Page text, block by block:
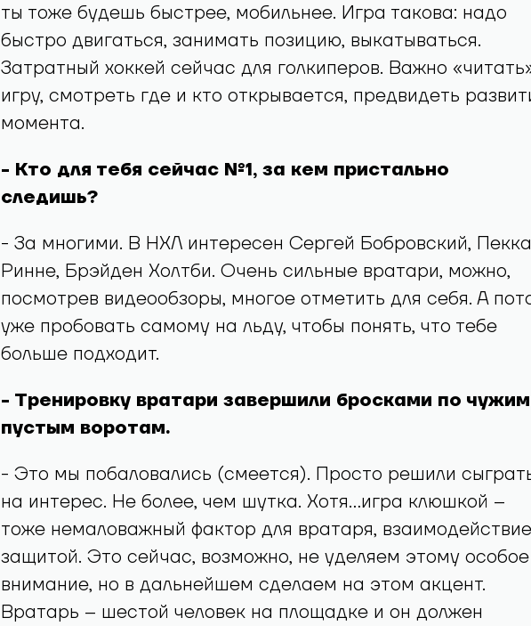
ты тоже будешь быстрее, мобильнее. Игра такова: надо
быстро двигаться, занимать позицию, выкатываться.
Затратный хоккей сейчас для голкиперов. Важно
игру, смотреть где и кто открывается, предвидеть
момента.
- Кто для тебя сейчас №1, за кем пристально
следишь?
- За многими. В НХЛ интересен Сергей Бобровский, Пекка
Ринне, Брэйден Холтби. Очень сильные вратари, можно,
посмотрев видеообзоры, многое отметить для себя. А
уже пробовать самому на льду, чтобы понять, что тебе
больше подходит.
- Тренировку вратари завершили бросками по чужим
пустым воротам.
- Это мы побаловались (смеется). Просто решили
на интерес. Не более, чем шутка. Хотя…игра клюшкой –
тоже немаловажный фактор для вратаря,
защитой. Это сейчас, возможно, не уделяем этому особое
внимание, но в дальнейшем сделаем на этом акцент.
Вратарь – шестой человек на площадке и он должен